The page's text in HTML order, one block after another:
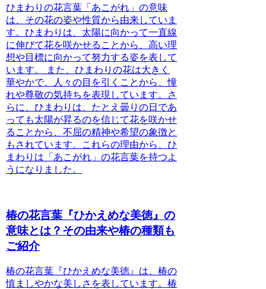
ひまわりの花言葉「あこがれ」の意味
は、その花の姿や性質から由来していま
す。ひまわりは、太陽に向かって一直線
に伸びて花を咲かせることから、高い理
想や目標に向かって努力する姿を表して
います。
また、ひまわりの花は大きく
華やかで、人々の目を引くことから、憧
れや尊敬の気持ちを表現しています。さ
らに、ひまわりは、たとえ曇りの日であ
っても太陽が昇るのを信じて花を咲かせ
ることから、不屈の精神や希望の象徴と
もされています。これらの理由から、ひ
まわりは「あこがれ」の花言葉を持つよ
うになりました。
椿の花言葉『ひかえめな美徳』の
意味とは？その由来や椿の種類も
ご紹介
椿の花言葉『ひかえめな美徳』は、椿の
慎ましやかな美しさを表しています。椿